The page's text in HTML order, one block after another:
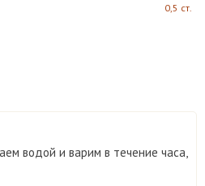
0,5 ст.
водой и варим в течение часа,